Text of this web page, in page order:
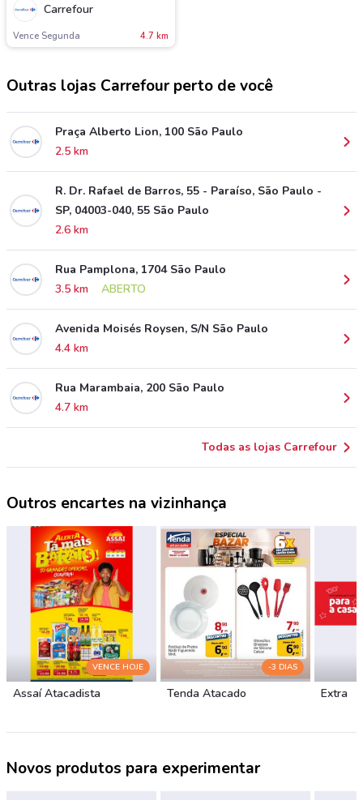
Carrefour
Vence Segunda 4.7 km
Outras lojas Carrefour perto de você
Praça Alberto Lion, 100 São Paulo
2.5 km
R. Dr. Rafael de Barros, 55 - Paraíso, São Paulo -
SP, 04003-040, 55 São Paulo
2.6 km
Rua Pamplona, 1704 São Paulo
3.5 km
ABERTO
Avenida Moisés Roysen, S/N São Paulo
4.4 km
Rua Marambaia, 200 São Paulo
4.7 km
Todas as lojas Carrefour
Outros encartes na vizinhança
VENCE HOJE
Assaí Atacadista
-3 DIAS
Tenda Atacado Extra
Novos produtos para experimentar